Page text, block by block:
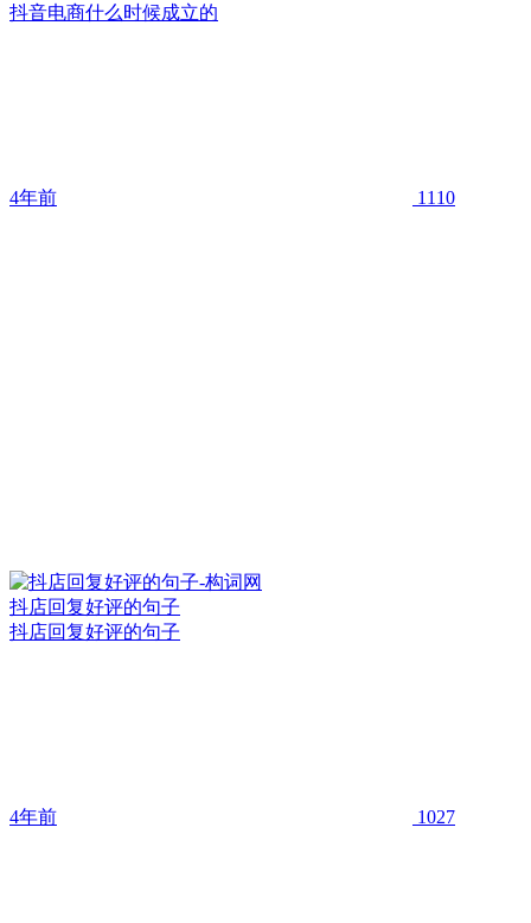
抖音电商什么时候成立的
4年前 1110
抖店回复好评的句子
抖店回复好评的句子
4年前 1027